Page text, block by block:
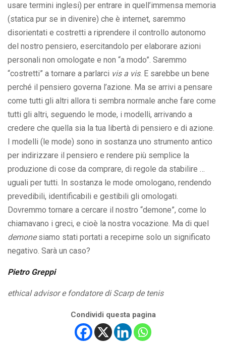
usare termini inglesi) per entrare in quell’immensa memoria
(statica pur se in divenire) che è internet, saremmo
disorientati e costretti a riprendere il controllo autonomo
del nostro pensiero, esercitandolo per elaborare azioni
personali non omologate e non “a modo”. Saremmo
“costretti” a tornare a parlarci vis a vis. E sarebbe un bene
perché il pensiero governa l’azione. Ma se arrivi a pensare
come tutti gli altri allora ti sembra normale anche fare come
tutti gli altri, seguendo le mode, i modelli, arrivando a
credere che quella sia la tua libertà di pensiero e di azione.
I modelli (le mode) sono in sostanza uno strumento antico
per indirizzare il pensiero e rendere più semplice la
produzione di cose da comprare, di regole da stabilire …
uguali per tutti. In sostanza le mode omologano, rendendo
prevedibili, identificabili e gestibili gli omologati.
Dovremmo tornare a cercare il nostro “demone”, come lo
chiamavano i greci, e cioè la nostra vocazione. Ma di quel
demonesiamo stati portati a recepirne solo un significato
negativo. Sarà un caso?
Pietro Greppi
ethical advisor e fondatore di Scarp de tenis
Condividi questa pagina